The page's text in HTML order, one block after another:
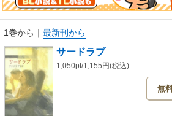
1巻から ｜ 最新刊から
サードラブ
1,050pt/1,155円(税込)
無